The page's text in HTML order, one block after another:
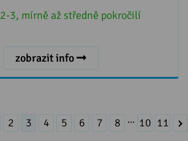
2-3, mírně až středně pokročilí
zobrazit info
2 3 4 5 6 7 8 ... 10 11